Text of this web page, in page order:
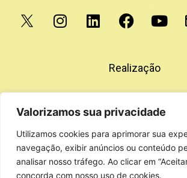
Valorizamos sua privacidade
Utilizamos cookies para aprimorar sua
navegação, exibir anúncios ou conteúdo
analisar nosso tráfego. Ao clicar em
concorda com nosso uso de cookies.
Realização